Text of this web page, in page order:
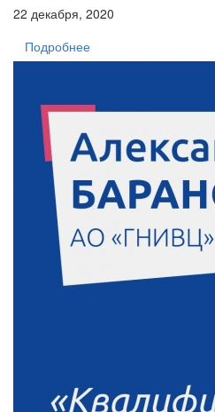
22 декабря, 2020
Подробнее